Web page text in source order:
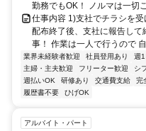
勤務でもOK！ ノルマは一切
仕事内容 1)支社でチラシを
配布終了後、支社に報告し
事！ 作業は一人で行うので
業界未経験者歓迎 社員登用あり 週
主婦・主夫歓迎
フリーター歓迎 シ
週払いOK
研修あり 交通費支給 完
履歴書不要
ひげOK
アルバイト・パート